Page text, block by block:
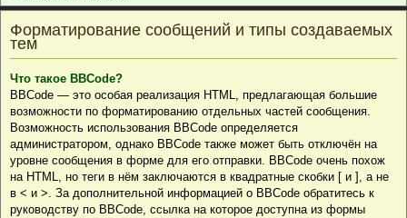
Форматирование сообщений и типы создаваемых
тем
Что такое BBCode?
BBCode — это особая реализация HTML, предлагающая большие
возможности по форматированию отдельных частей сообщения.
Возможность использования BBCode определяется
администратором, однако BBCode также может быть отключён на
уровне сообщения в форме для его отправки. BBCode очень похож
на HTML, но теги в нём заключаются в квадратные скобки [ и ], а не
в < и >. За дополнительной информацией о BBCode обратитесь к
руководству по BBCode, ссылка на которое доступна из формы